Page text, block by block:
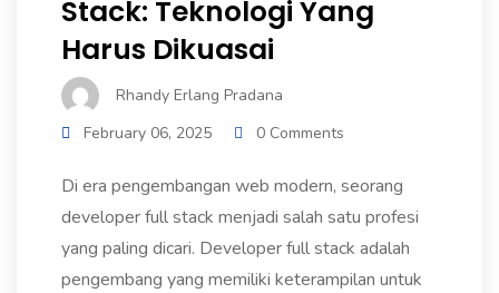
Stack: Teknologi Yang
Harus Dikuasai
Rhandy Erlang Pradana
February 06, 2025
0 Comments
Di era pengembangan web modern, seorang
developer full stack menjadi salah satu profesi
yang paling dicari. Developer full stack adalah
pengembang yang memiliki keterampilan untuk